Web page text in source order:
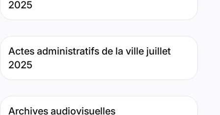
2025
Actes administratifs de la ville juillet
2025
Type de contenu : Page. Date : août 7, 2025. Pertinence :
Archives audiovisuelles
Type de contenu : Page. Date : novembre 12, 2024